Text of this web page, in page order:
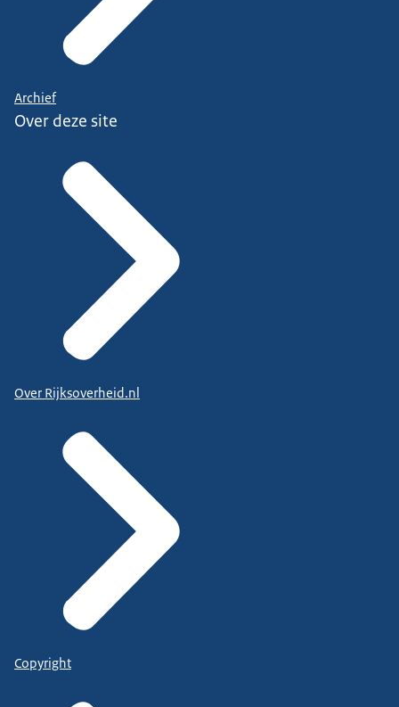
Archief
Over deze site
Over Rijksoverheid.nl
Copyright